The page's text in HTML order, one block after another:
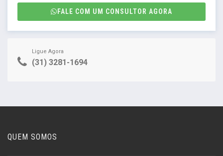
FALE COM UM CONSULTOR AGORA
Ligue Agora
(31) 3281-1694
QUEM SOMOS